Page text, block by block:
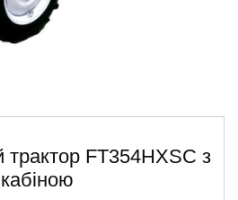
трактор FT354HXSC з
кабіною